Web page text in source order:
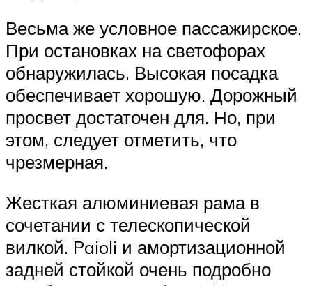
Весьма же условное пассажирское.
При остановках на светофорах
обнаружилась. Высокая посадка
обеспечивает хорошую. Дорожный
просвет достаточен для. Но, при
этом, следует отметить, что
чрезмерная.
Жесткая алюминиевая рама в
сочетании с телескопической
вилкой. Paioli и амортизационной
задней стойкой очень подробно